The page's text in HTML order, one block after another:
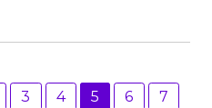
3 4 5 6
7